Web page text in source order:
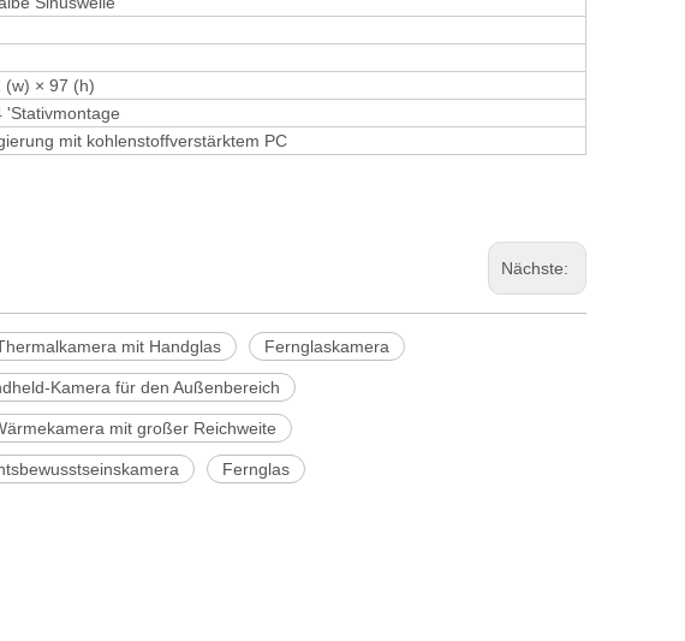
(w) × 97 (h)
'Stativmontage
mit kohlenstoffverstärktem PC
Nächste:
mit Handglas Fernglaskamera
Kamera für den Außenbereich
mit großer Reichweite
Fernglas